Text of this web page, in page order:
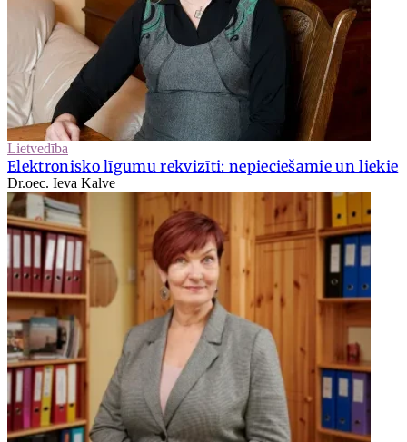
Lietvedība
Elektronisko līgumu rekvizīti: nepieciešamie un liekie
Dr.oec. Ieva Kalve